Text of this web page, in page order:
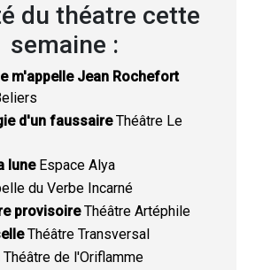
du théatre cette
semaine :
m'appelle Jean Rochefort
d'un faussaireThéâtre Le
luneEspace Alya
du Verbe Incarné
provisoireThéâtre Artéphile
Théâtre Transversal
Théâtre de l'Oriflamme